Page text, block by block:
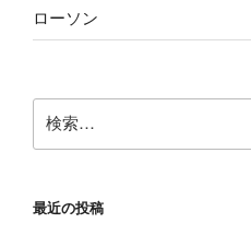
ローソン
索:
最近の投稿